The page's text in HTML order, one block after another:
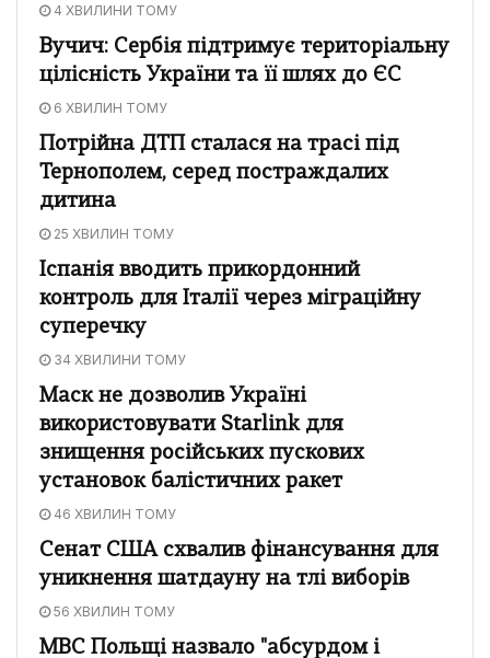
4 ХВИЛИНИ ТОМУ
Вучич: Сербія підтримує територіальну
цілісність України та її шлях до ЄС
6 ХВИЛИН ТОМУ
Потрійна ДТП сталася на трасі під
Тернополем, серед постраждалих
дитина
25 ХВИЛИН ТОМУ
Іспанія вводить прикордонний
контроль для Італії через міграційну
суперечку
34 ХВИЛИНИ ТОМУ
Маск не дозволив Україні
використовувати Starlink для
знищення російських пускових
установок балістичних ракет
46 ХВИЛИН ТОМУ
Сенат США схвалив фінансування для
уникнення шатдауну на тлі виборів
56 ХВИЛИН ТОМУ
МВС Польщі назвало "абсурдом і